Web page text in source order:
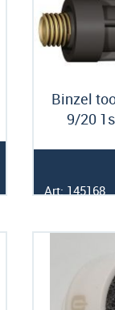
Binzel
9/20
Art: 145168